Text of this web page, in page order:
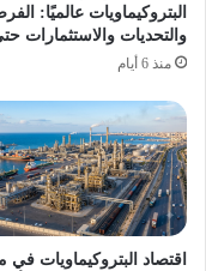
البتروكيماويات عالميًا:
والتحديات والاستثمارات حتى
منذ 6 أيام
اقتصاد البتروكيماويات